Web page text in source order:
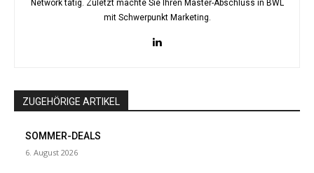
Network tätig. Zuletzt machte Sie Ihren Master-Abschluss in BWL
mit Schwerpunkt Marketing.
ZUGEHÖRIGE ARTIKEL
SOMMER-DEALS
6. August 2026